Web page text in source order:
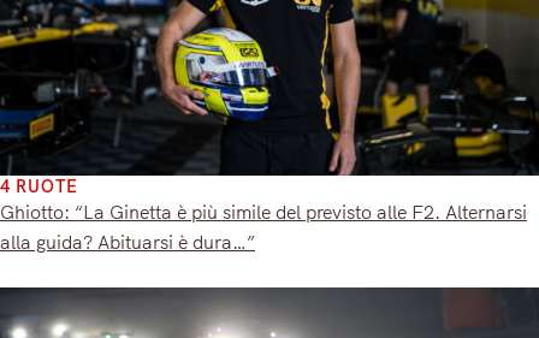
4 RUOTE
Ghiotto: “La Ginetta è più simile del previsto alle F2. Alternarsi
alla guida? Abituarsi è dura…”